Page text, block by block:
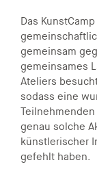
Das
gemeinsam
gemeinsames
Ateliers
sodass eine
genau solche
künstlerischer
gefehlt haben.